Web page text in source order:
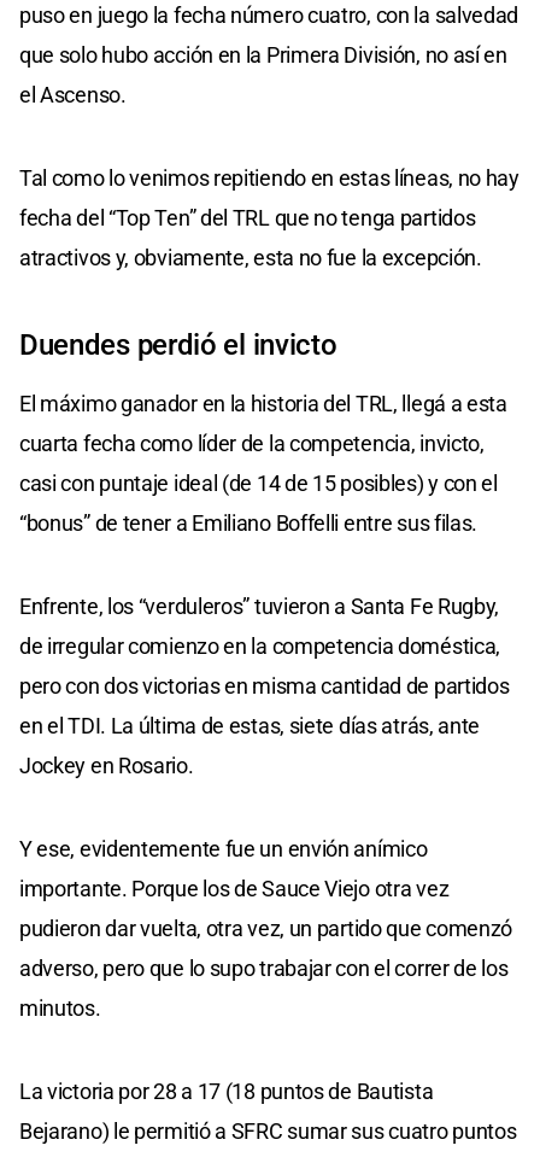
puso en juego la fecha número cuatro, con la salvedad
que solo hubo acción en la Primera División, no así en
el Ascenso.
Tal como lo venimos repitiendo en estas líneas, no hay
fecha del “Top Ten” del TRL que no tenga partidos
atractivos y, obviamente, esta no fue la excepción.
Duendes perdió el invicto
El máximo ganador en la historia del TRL, llegá a esta
cuarta fecha como líder de la competencia, invicto,
casi con puntaje ideal (de 14 de 15 posibles) y con el
“bonus” de tener a Emiliano Boffelli entre sus filas.
Enfrente, los “verduleros” tuvieron a Santa Fe Rugby,
de irregular comienzo en la competencia doméstica,
pero con dos victorias en misma cantidad de partidos
en el TDI. La última de estas, siete días atrás, ante
Jockey en Rosario.
Y ese, evidentemente fue un envión anímico
importante. Porque los de Sauce Viejo otra vez
pudieron dar vuelta, otra vez, un partido que comenzó
adverso, pero que lo supo trabajar con el correr de los
minutos.
La victoria por 28 a 17 (18 puntos de Bautista
Bejarano) le permitió a SFRC sumar sus cuatro puntos